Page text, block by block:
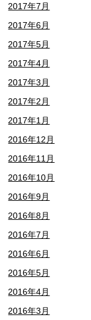
2017年7月
2017年6月
2017年5月
2017年4月
2017年3月
2017年2月
2017年1月
2016年12月
2016年11月
2016年10月
2016年9月
2016年8月
2016年7月
2016年6月
2016年5月
2016年4月
2016年3月